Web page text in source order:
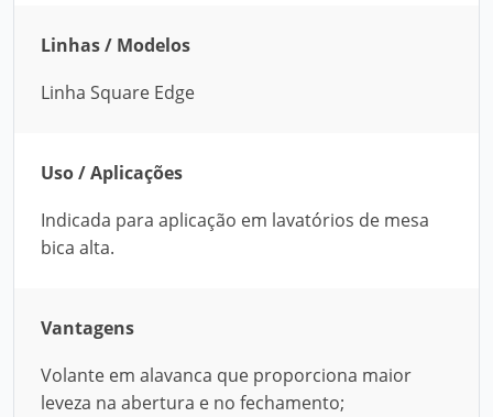
Linhas / Modelos
Linha Square Edge
Uso / Aplicações
Indicada para aplicação em lavatórios de mesa
bica alta.
Vantagens
Volante em alavanca que proporciona maior
leveza na abertura e no fechamento;